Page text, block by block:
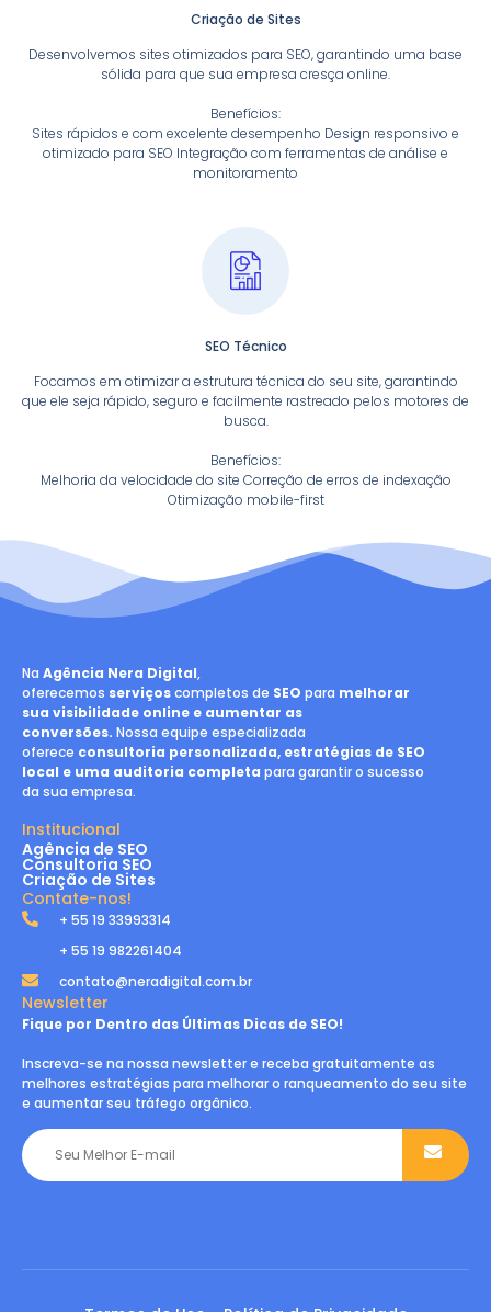
Criação de Sites
Desenvolvemos sites otimizados para SEO, garantindo uma base
sólida para que sua empresa cresça online.
Benefícios:
Sites rápidos e com excelente desempenho Design responsivo e
otimizado para SEO Integração com ferramentas de análise e
monitoramento
SEO Técnico
Focamos em otimizar a estrutura técnica do seu site, garantindo
que ele seja rápido, seguro e facilmente rastreado pelos motores de
busca.
Benefícios:
Melhoria da velocidade do site Correção de erros de indexação
Otimização mobile-first
Na Agência Nera Digital,
oferecemos serviçoscompletos de SEO para melhorar
sua visibilidade online e aumentar as
conversões. Nossa equipe especializada
oferece consultoria personalizada, estratégias de SEO
local e uma auditoria completa para garantir o sucesso
da sua empresa.
Institucional
Agência de SEO
Consultoria SEO
Criação de Sites
Contate-nos!
+ 55 19 33993314
+ 55 19 982261404
contato@neradigital.com.br
Newsletter
Fique por Dentro das Últimas Dicas de SEO!
Inscreva-se na nossa newsletter e receba gratuitamente as
melhores estratégias para melhorar o ranqueamento do seu site
e aumentar seu tráfego orgânico.